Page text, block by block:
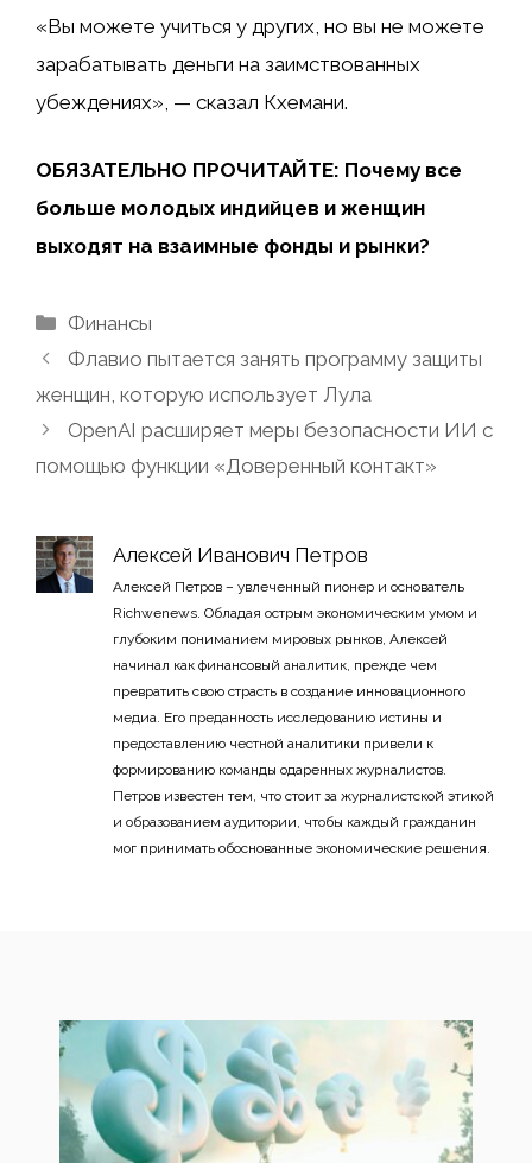
«Вы можете учиться у других, но вы не можете
зарабатывать деньги на заимствованных
убеждениях», — сказал Кхемани.
ОБЯЗАТЕЛЬНО ПРОЧИТАЙТЕ: Почему все
больше молодых индийцев и женщин
выходят на взаимные фонды и рынки?
Рубрики
Финансы
Флавио пытается занять программу защиты
женщин, которую использует Лула
OpenAI расширяет меры безопасности ИИ с
помощью функции «Доверенный контакт»
Алексей Иванович Петров
Алексей Петров – увлеченный пионер и основатель
Richwenews. Обладая острым экономическим умом и
глубоким пониманием мировых рынков, Алексей
начинал как финансовый аналитик, прежде чем
превратить свою страсть в создание инновационного
медиа. Его преданность исследованию истины и
предоставлению честной аналитики привели к
формированию команды одаренных журналистов.
Петров известен тем, что стоит за журналистской этикой
и образованием аудитории, чтобы каждый гражданин
мог принимать обоснованные экономические решения.